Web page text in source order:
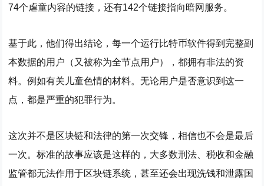
74个虐童内容的链接，还有142个链接指向暗网服务。
基于此，他们得出结论，每一个运行比特币软件得到完整副
本数据的用户（又被称为全节点用户），都拥有非法的资
料。例如有关儿童色情的材料。无论用户是否意识到这一
点，都是严重的犯罪行为。
这次并不是区块链和法律的第一次交锋，相信也不会是最后
一次。标准的故事应该是这样的，大多数刑法、税收和金融
监管都无法作用于区块链系统，甚至还会出现洗钱和泄露国